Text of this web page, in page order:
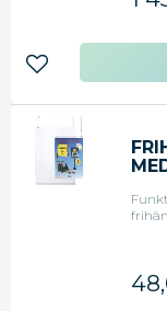
Lägg till i